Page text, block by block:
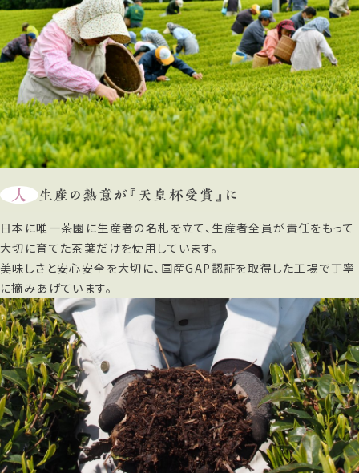
人 生産の熱意が『天皇杯受賞』に
日本に唯一茶園に生産者の名札を立て、生産者全員が責任をもって
大切に育てた茶葉だけを使用しています。
美味しさと安心安全を大切に、国産GAP認証を取得した工場で丁寧
に摘みあげています。